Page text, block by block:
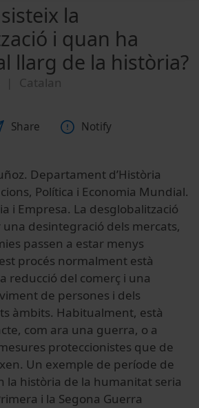
la
i quan ha
llarg de la història?
Catalan
Share Notify
Departament d’Història
Política i Economia Mundial.
i Empresa. La desglobalització
desintegració dels mercats,
passen a estar menys
procés normalment està
reducció del comerç i una
de persones i dels
àmbits. Habitualment, està
com ara una guerra, o a
proteccionistes que de
Un exemple de període de
la història de la humanitat seria
i la Segona Guerra